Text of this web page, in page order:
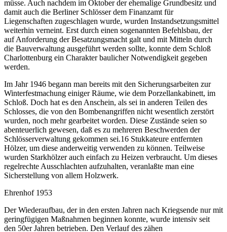
müsse. Auch nachdem im Oktober der ehemalige Grundbesitz und
damit auch die Berliner Schlösser dem Finanzamt für
Liegenschaften zugeschlagen wurde, wurden Instandsetzungsmittel
weiterhin verneint. Erst durch einen sogenannten Befehlsbau, der
auf Anforderung der Besatzungsmacht galt und mit Mitteln durch
die Bauverwaltung ausgeführt werden sollte, konnte dem Schloß
Charlottenburg ein Charakter baulicher Notwendigkeit gegeben
werden.
Im Jahr 1946 begann man bereits mit den Sicherungsarbeiten zur
Winterfestmachung einiger Räume, wie dem Porzellankabinett, im
Schloß. Doch hat es den Anschein, als sei in anderen Teilen des
Schlosses, die von den Bombenangriffen nicht wesentlich zerstört
wurden, noch mehr gearbeitet worden. Diese Zustände seien so
abenteuerlich gewesen, daß es zu mehreren Beschwerden der
Schlösserverwaltung gekommen sei.16 Stukkateure entfernten
Hölzer, um diese anderweitig verwenden zu können. Teilweise
wurden Starkhölzer auch einfach zu Heizen verbraucht. Um dieses
regelrechte Ausschlachten aufzuhalten, veranlaßte man eine
Sicherstellung von allem Holzwerk.
Ehrenhof 1953
Der Wiederaufbau, der in den ersten Jahren nach Kriegsende nur mit
geringfügigen Maßnahmen beginnen konnte, wurde intensiv seit
den 50er Jahren betrieben. Den Verlauf des zähen